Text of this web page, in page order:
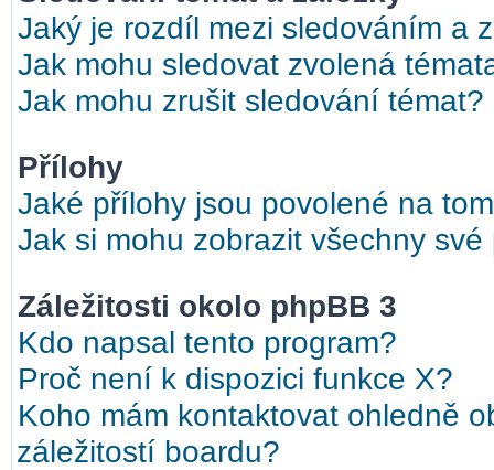
Jaký je rozdíl mezi sledováním a
Jak mohu sledovat zvolená
Jak mohu zrušit sledování témat?
Přílohy
Jaké přílohy jsou povolené na
Jak si mohu zobrazit všechny své
Záležitosti okolo phpBB 3
Kdo napsal tento program?
Proč není k dispozici funkce X?
Koho mám kontaktovat ohledně
záležitostí boardu?